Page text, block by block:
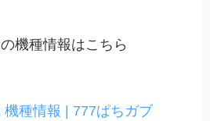
機種情報はこちら
種情報 | 777ぱちガブ